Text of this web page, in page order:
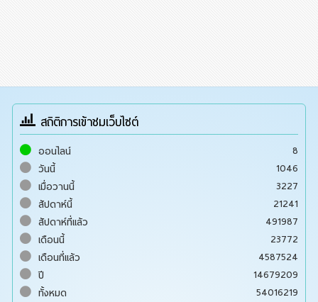
สถิติการเข้าชมเว็บไซต์
ออนไลน์
8
วันนี้
1046
เมื่อวานนี้
3227
สัปดาห์นี้
21241
สัปดาห์ที่แล้ว
491987
เดือนนี้
23772
เดือนที่แล้ว
4587524
ปี
14679209
ทั้งหมด
54016219